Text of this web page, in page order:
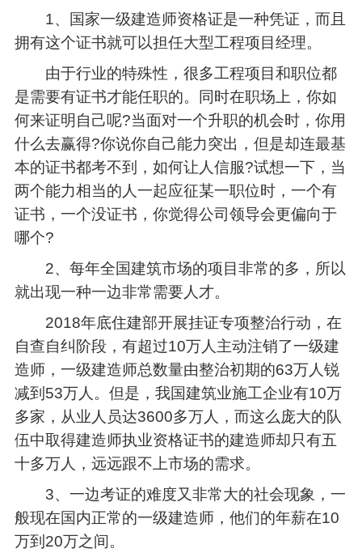
1、国家一级建造师资格证是一种凭证，而且
拥有这个证书就可以担任大型工程项目经理。
由于行业的特殊性，很多工程项目和职位都
是需要有证书才能任职的。同时在职场上，你如
何来证明自己呢?当面对一个升职的机会时，你用
什么去赢得?你说你自己能力突出，但是却连最基
本的证书都考不到，如何让人信服?试想一下，当
两个能力相当的人一起应征某一职位时，一个有
证书，一个没证书，你觉得公司领导会更偏向于
哪个?
2、每年全国建筑市场的项目非常的多，所以
就出现一种一边非常需要人才。
2018年底住建部开展挂证专项整治行动，在
自查自纠阶段，有超过10万人主动注销了一级建
造师，一级建造师总数量由整治初期的63万人锐
减到53万人。但是，我国建筑业施工企业有10万
多家，从业人员达3600多万人，而这么庞大的队
伍中取得建造师执业资格证书的建造师却只有五
十多万人，远远跟不上市场的需求。
3、一边考证的难度又非常大的社会现象，一
般现在国内正常的一级建造师，他们的年薪在10
万到20万之间。